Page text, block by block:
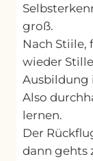
groß.
Nach Stiile,
wieder
Ausbildung
Also
lernen.
Der
dann gehts